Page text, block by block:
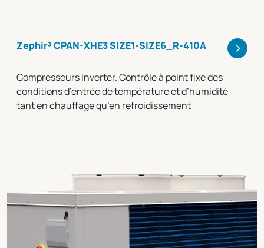
Zephir³ CPAN-XHE3 SIZE1-SIZE6_R-410A >
Compresseurs inverter. Contrôle à point fixe des
conditions d’entrée de température et d’humidité
tant en chauffage qu’en refroidissement